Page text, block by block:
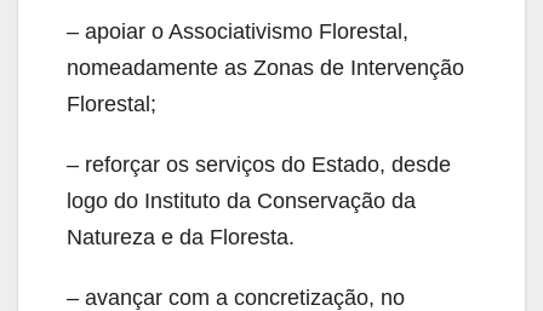
– apoiar o Associativismo Florestal,
nomeadamente as Zonas de Intervenção
Florestal;
– reforçar os serviços do Estado, desde
logo do Instituto da Conservação da
Natureza e da Floresta.
– avançar com a concretização, no